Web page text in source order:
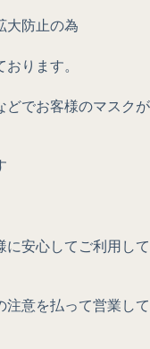
大防止の為
ります。
どでお客様のマスクが
に安心してご利用して
注意を払って営業して